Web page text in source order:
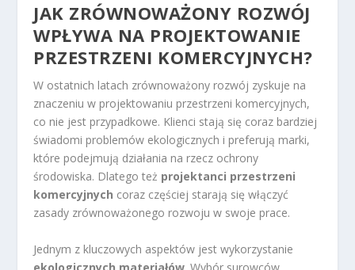
JAK ZRÓWNOWAŻONY ROZWÓJ
WPŁYWA NA PROJEKTOWANIE
PRZESTRZENI KOMERCYJNYCH?
W ostatnich latach zrównoważony rozwój zyskuje na
znaczeniu w projektowaniu przestrzeni komercyjnych,
co nie jest przypadkowe. Klienci stają się coraz bardziej
świadomi problemów ekologicznych i preferują marki,
które podejmują działania na rzecz ochrony
środowiska. Dlatego też projektanci przestrzeni
komercyjnych coraz częściej starają się włączyć
zasady zrównoważonego rozwoju w swoje prace.
Jednym z kluczowych aspektów jest wykorzystanie
ekologicznych materiałów. Wybór surowców